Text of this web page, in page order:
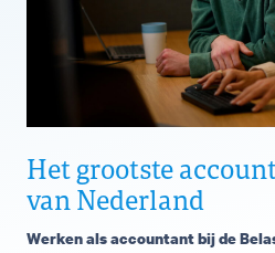
Het grootste
van Nederland
Werken als accountant bij de